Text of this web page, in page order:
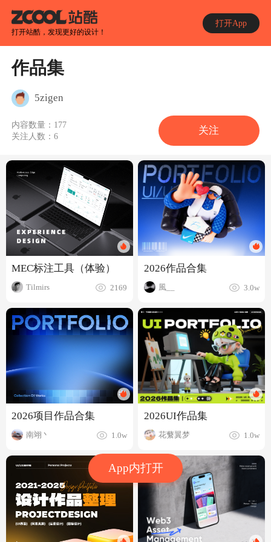
打开站酷，发现更好的设计！
打开App
App内打开
作品集
5zigen
内容数量： 177
关注人数：6
关注
MEC标注工具（体验）
Tilmirs 2169
2026项目作品合集
南翊丶 1.0w
2026作品合集
風__ 3.0w
2026UI作品集
花蘩翼梦 1.0w